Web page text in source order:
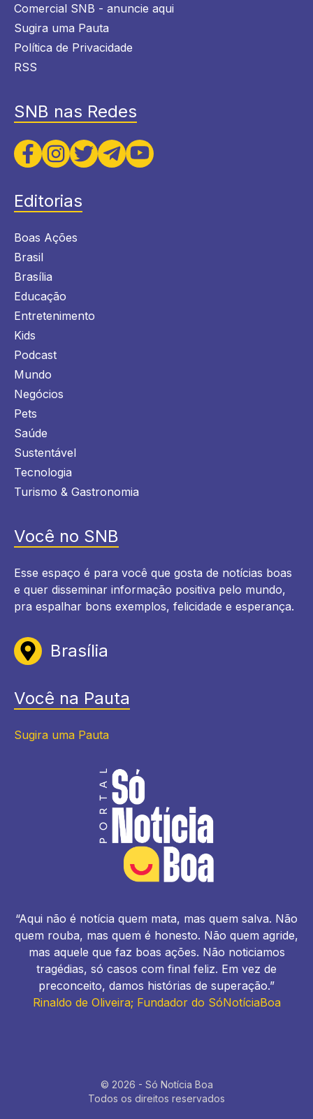
Comercial SNB - anuncie aqui
Sugira uma Pauta
Política de Privacidade
RSS
SNB nas Redes
Editorias
Boas Ações
Brasil
Brasília
Educação
Entretenimento
Kids
Podcast
Mundo
Negócios
Pets
Saúde
Sustentável
Tecnologia
Turismo & Gastronomia
Você no SNB
Esse espaço é para você que gosta de notícias boas
e quer disseminar informação positiva pelo mundo,
pra espalhar bons exemplos, felicidade e esperança.
Brasília
Você na Pauta
Sugira uma Pauta
“Aqui não é notícia quem mata, mas quem salva. Não
quem rouba, mas quem é honesto. Não quem agride,
mas aquele que faz boas ações. Não noticiamos
tragédias, só casos com final feliz. Em vez de
preconceito, damos histórias de superação.”
Rinaldo de Oliveira; Fundador do SóNotíciaBoa
© 2026 - Só Notícia Boa
Todos os direitos reservados